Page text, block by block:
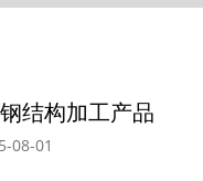
结构加工产品
08-01